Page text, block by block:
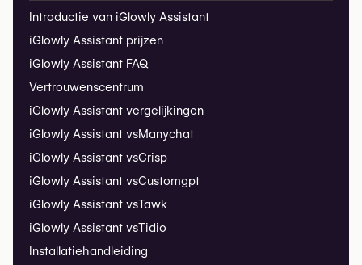
Introductie van iGlowly Assistant
iGlowly Assistant prijzen
iGlowly Assistant FAQ
Vertrouwenscentrum
iGlowly Assistant vergelijkingen
iGlowly Assistant vsManychat
iGlowly Assistant vsCrisp
iGlowly Assistant vsCustomgpt
iGlowly Assistant vsTawk
iGlowly Assistant vsTidio
Installatiehandleiding